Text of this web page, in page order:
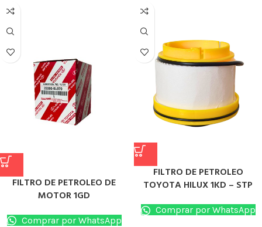
FILTRO DE PETROLEO DE
MOTOR 1GD
Comprar por WhatsApp
FILTRO DE PETROLEO
TOYOTA HILUX 1KD – STP
Comprar por WhatsApp